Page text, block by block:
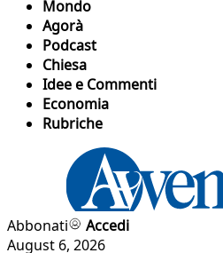
Mondo
Agorà
Podcast
Chiesa
Idee e Commenti
Economia
Rubriche
Abbonati
Accedi
August 6, 2026